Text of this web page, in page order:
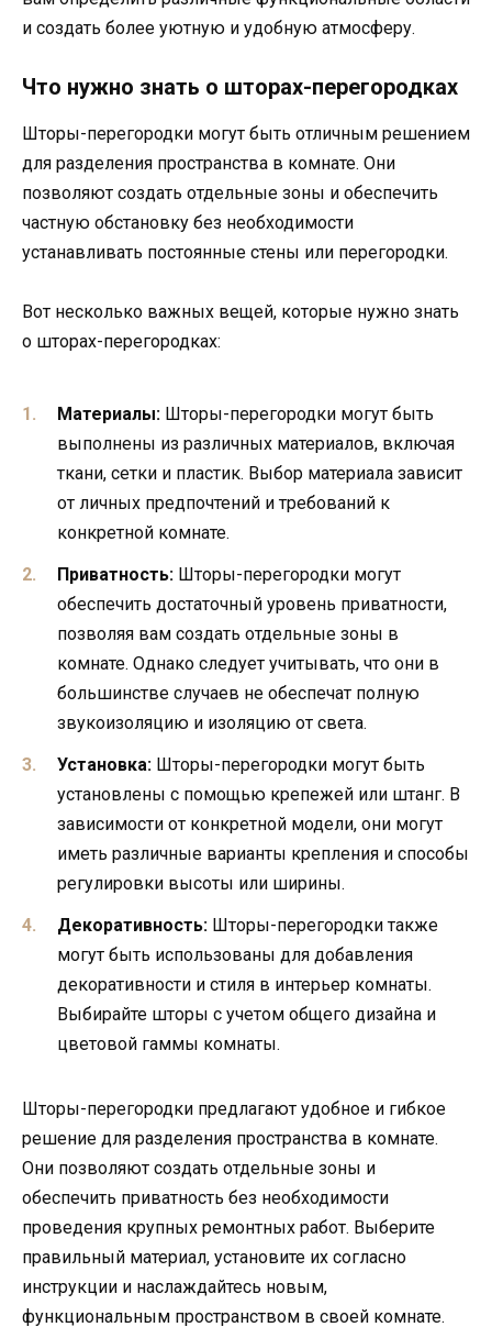
и создать более уютную и удобную атмосферу.
Что нужно знать о шторах-перегородках
Шторы-перегородки могут быть отличным решением
для разделения пространства в комнате. Они
позволяют создать отдельные зоны и обеспечить
частную обстановку без необходимости
устанавливать постоянные стены или перегородки.
Вот несколько важных вещей, которые нужно знать
о шторах-перегородках:
Материалы: Шторы-перегородки могут быть
выполнены из различных материалов, включая
ткани, сетки и пластик. Выбор материала зависит
от личных предпочтений и требований к
конкретной комнате.
Приватность: Шторы-перегородки могут
обеспечить достаточный уровень приватности,
позволяя вам создать отдельные зоны в
комнате. Однако следует учитывать, что они в
большинстве случаев не обеспечат полную
звукоизоляцию и изоляцию от света.
Установка: Шторы-перегородки могут быть
установлены с помощью крепежей или штанг. В
зависимости от конкретной модели, они могут
иметь различные варианты крепления и способы
регулировки высоты или ширины.
Декоративность: Шторы-перегородки также
могут быть использованы для добавления
декоративности и стиля в интерьер комнаты.
Выбирайте шторы с учетом общего дизайна и
цветовой гаммы комнаты.
Шторы-перегородки предлагают удобное и гибкое
решение для разделения пространства в комнате.
Они позволяют создать отдельные зоны и
обеспечить приватность без необходимости
проведения крупных ремонтных работ. Выберите
правильный материал, установите их согласно
инструкции и наслаждайтесь новым,
функциональным пространством в своей комнате.